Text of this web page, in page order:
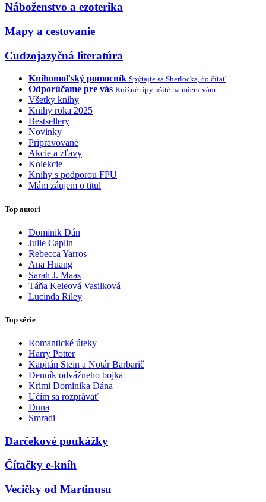
Náboženstvo a ezoterika
Mapy a cestovanie
Cudzojazyčná literatúra
Knihomoľský pomocník Spýtajte sa Sherlocka, čo čítať
Odporúčame pre vás Knižné tipy ušité na mieru vám
Všetky knihy
Knihy roka 2025
Bestsellery
Novinky
Pripravované
Akcie a zľavy
Kolekcie
Knihy s podporou FPU
Mám záujem o titul
Top autori
Dominik Dán
Julie Caplin
Rebecca Yarros
Ana Huang
Sarah J. Maas
Táňa Keleová Vasilková
Lucinda Riley
Top série
Romantické úteky
Harry Potter
Kapitán Stein a Notár Barbarič
Denník odvážneho bojka
Krimi Dominika Dána
Učím sa rozprávať
Duna
Smradi
Darčekové poukážky
Čítačky e-kníh
Vecičky od Martinusu